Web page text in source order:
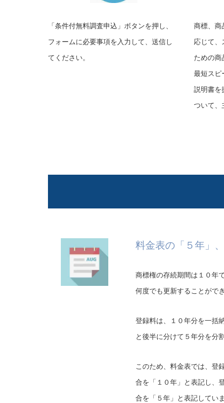
「条件付無料調査申込」ボタンを押し、
フォームに必要事項を入力して、送信し
てください。
商標、商
応じて、
ための商
最短スピ
説明書を
ついて、
料金表の「５年」
商標権の存続期間は１０年
何度でも更新することがで
登録料は、１０年分を一括
と後半に分けて５年分を分
このため、料金表では、登
合を「１０年」と表記し、
合を「５年」と表記していま